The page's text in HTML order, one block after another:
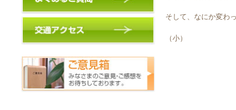
そして、なにか変わ
（小）